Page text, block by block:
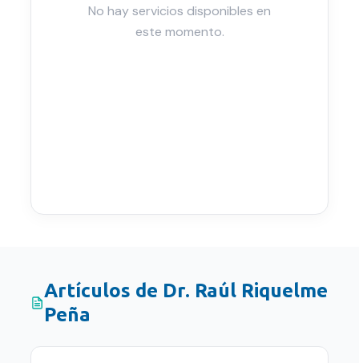
No hay servicios disponibles en
este momento.
Artículos de Dr. Raúl Riquelme
Peña